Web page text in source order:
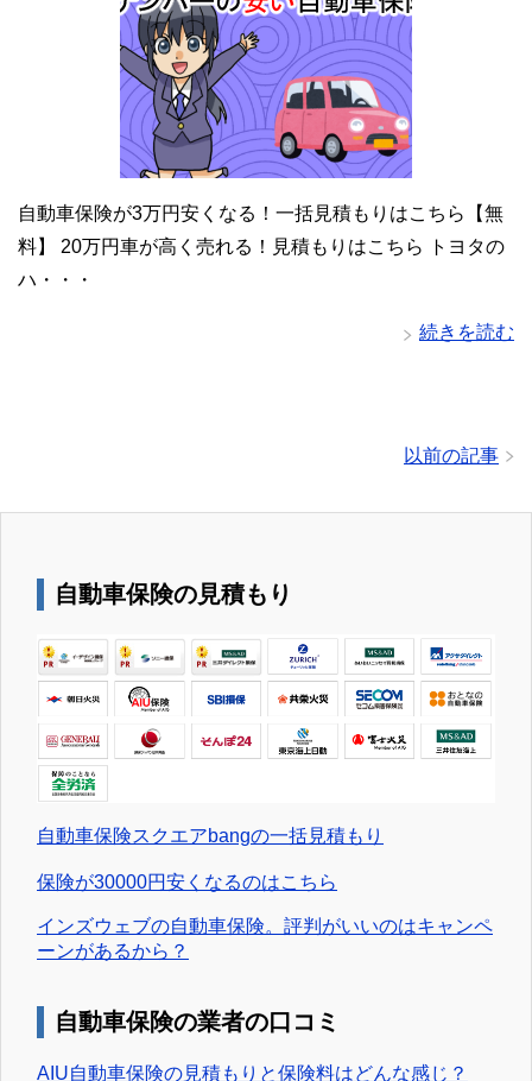
自動車保険が3万円安くなる！一括見積もりはこちら【無
料】 20万円車が高く売れる！見積もりはこちら トヨタの
ハ・・・
続きを読む
以前の記事
自動車保険の見積もり
自動車保険スクエアbangの一括見積もり
保険が30000円安くなるのはこちら
インズウェブの自動車保険。評判がいいのはキャンペ
ーンがあるから？
自動車保険の業者の口コミ
AIU自動車保険の見積もりと保険料はどんな感じ？